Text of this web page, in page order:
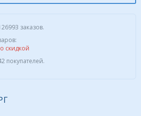
заказов.
скидкой
покупателей.